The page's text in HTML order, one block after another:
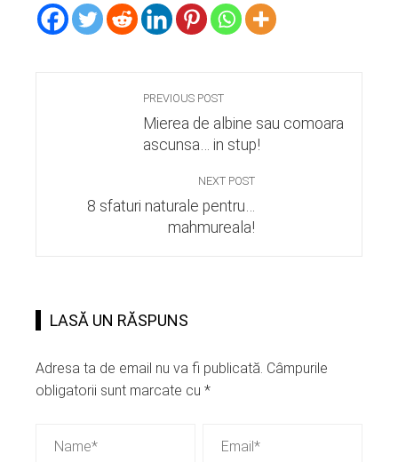
PREVIOUS POST
Mierea de albine sau comoara
ascunsa… in stup!
NEXT POST
8 sfaturi naturale pentru…
mahmureala!
LASĂ UN RĂSPUNS
Adresa ta de email nu va fi publicată. Câmpurile
obligatorii sunt marcate cu *